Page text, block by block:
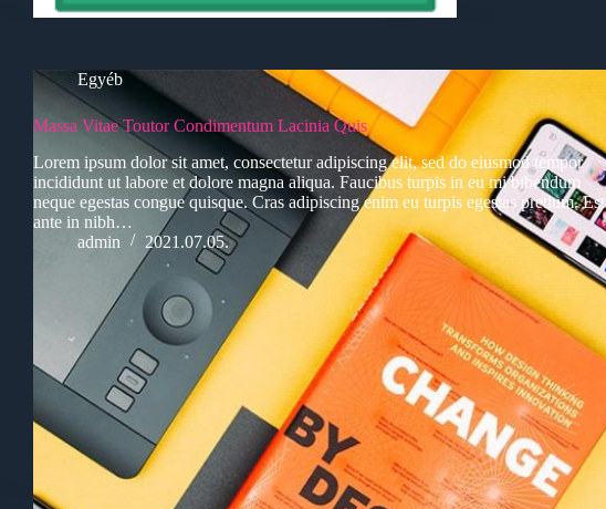
Egyéb
Massa Vitae Toutor Condimentum Lacinia Quis
Lorem ipsum dolor sit amet, consectetur adipiscing elit, sed do eiusmod tempor
incididunt ut labore et dolore magna aliqua. Faucibus turpis in eu mi bibendum
neque egestas congue quisque. Cras adipiscing enim eu turpis egestas pretium. Est
ante in nibh…
admin
2021.07.05.